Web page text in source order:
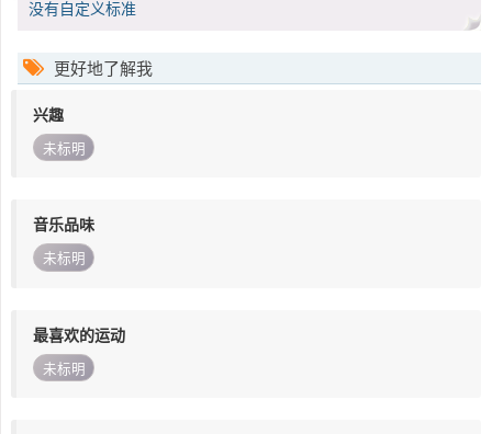
没有自定义标准
更好地了解我
兴趣
未标明
音乐品味
未标明
最喜欢的运动
未标明